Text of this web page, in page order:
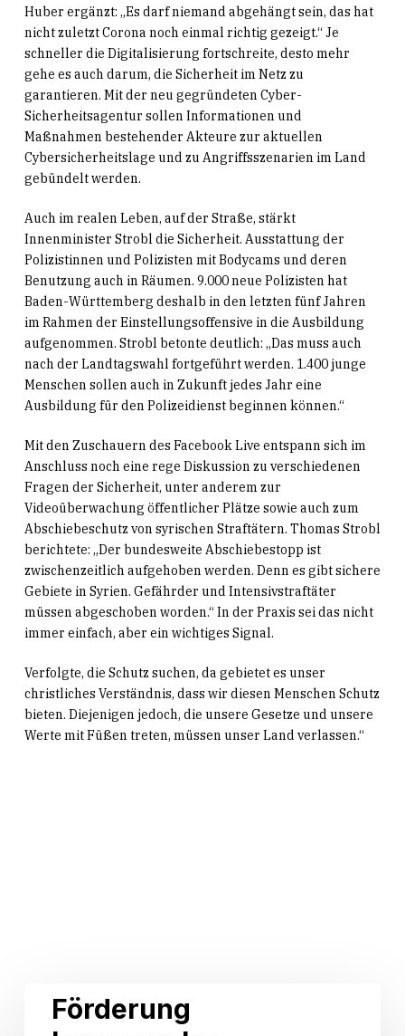
Huber ergänzt: „Es darf niemand abgehängt sein, das hat
nicht zuletzt Corona noch einmal richtig gezeigt.“ Je
schneller die Digitalisierung fortschreite, desto mehr
gehe es auch darum, die Sicherheit im Netz zu
garantieren. Mit der neu gegründeten Cyber-
Sicherheitsagentur sollen Informationen und
Maßnahmen bestehender Akteure zur aktuellen
Cybersicherheitslage und zu Angriffsszenarien im Land
gebündelt werden.
Auch im realen Leben, auf der Straße, stärkt
Innenminister Strobl die Sicherheit. Ausstattung der
Polizistinnen und Polizisten mit Bodycams und deren
Benutzung auch in Räumen. 9.000 neue Polizisten hat
Baden-Württemberg deshalb in den letzten fünf Jahren
im Rahmen der Einstellungsoffensive in die Ausbildung
aufgenommen. Strobl betonte deutlich: „Das muss auch
nach der Landtagswahl fortgeführt werden. 1.400 junge
Menschen sollen auch in Zukunft jedes Jahr eine
Ausbildung für den Polizeidienst beginnen können.“
Mit den Zuschauern des Facebook Live entspann sich im
Anschluss noch eine rege Diskussion zu verschiedenen
Fragen der Sicherheit, unter anderem zur
Videoüberwachung öffentlicher Plätze sowie auch zum
Abschiebeschutz von syrischen Straftätern. Thomas Strobl
berichtete: „Der bundesweite Abschiebestopp ist
zwischenzeitlich aufgehoben werden. Denn es gibt sichere
Gebiete in Syrien. Gefährder und Intensivstraftäter
müssen abgeschoben worden.“ In der Praxis sei das nicht
immer einfach, aber ein wichtiges Signal.
Verfolgte, die Schutz suchen, da gebietet es unser
christliches Verständnis, dass wir diesen Menschen Schutz
bieten. Diejenigen jedoch, die unsere Gesetze und unsere
Werte mit Füßen treten, müssen unser Land verlassen.“
kommunaler
Förderung